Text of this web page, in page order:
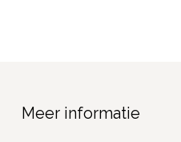
Meer informatie